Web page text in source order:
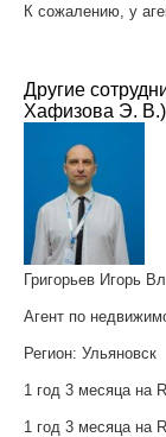
К сожалению, у
Другие
Хафизова Э. В.)
Григорьев Игорь
Агент по
Регион: Ульяновск
1 год 3 месяца на
1 год 3 месяца на